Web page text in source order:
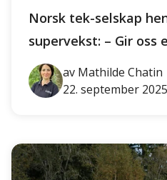
Norsk tek-selskap
supervekst: – Gir oss
av Mathilde Chatin
22. september